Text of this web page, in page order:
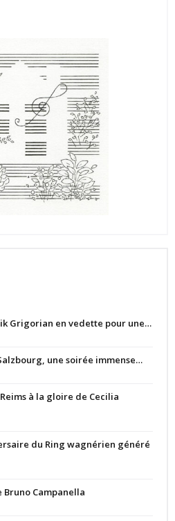
Grigorian en vedette pour une…
une soirée immense…
à la gloire de Cecilia
du Ring wagnérien généré
Bruno Campanella